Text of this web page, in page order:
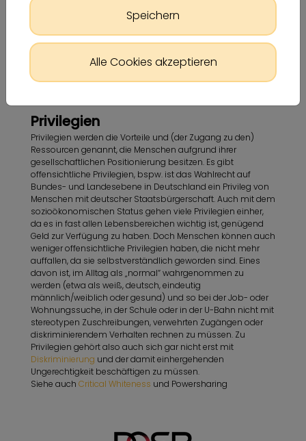
Privilegien
Privilegien werden die Vorteile und (der Zugang zu den)
Ressourcen genannt, die Menschen aufgrund ihrer
gesellschaftlichen Positionierung besitzen. Es gibt
offensichtliche Privilegien, bspw. ist das Wahlrecht auf
Bundes- und Landesebene in Deutschland ein Privileg von
Menschen mit deutscher Staatsbürgerschaft. Auch mit dem
sozioökonomischen Status gehen viele Privilegien einher,
da es in fast allen Lebensbereichen wichtig ist, genügend
Geld zur Verfügung zu haben. Doch Menschen können auch
weniger offensichtliche Privilegien haben, die nicht mehr
auffallen, da sie selbstverständlich geworden sind. Eines
davon ist, im Alltag als „normal“ wahrgenommen zu
werden (etwa als weiß, deutsch, eindeutig
männlich/weiblich oder gesund) und so bei der Job- oder
Wohnungssuche, in der Schule oder in der U-Bahn nicht mit
stereotypen Zuschreibungen, verwehrten Zugängen oder
diskriminierendem Verhalten rechnen zu müssen. Zu
Privilegien gehört also auch sich gar nicht erst mit
Diskriminierung und der damit einhergehenden
Ungerechtigkeit beschäftigen zu müssen.
Siehe auch Critical Whiteness und Powersharing
Speichern
Alle Cookies akzeptieren